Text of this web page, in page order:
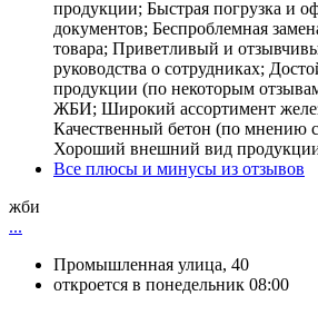
продукции; Быстрая погрузка и
документов; Беспроблемная
товара; Приветливый и
руководства о сотрудниках;
продукции (по некоторым
ЖБИ; Широкий ассортимент
Качественный бетон (по мнению
Хороший внешний вид
Все плюсы и минусы из отзывов
жби
...
Промышленная улица, 40
откроется в понедельник 08:00